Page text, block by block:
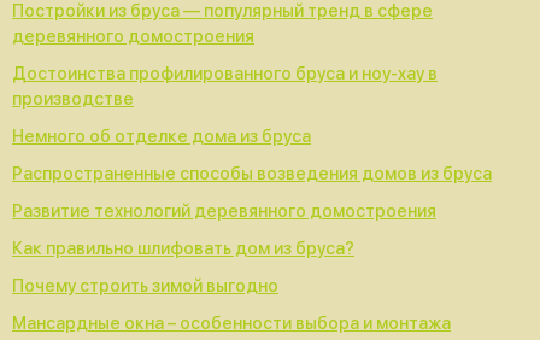
Постройки из бруса — популярный тренд в сфере
деревянного домостроения
Достоинства профилированного бруса и ноу-хау в
производстве
Немного об отделке дома из бруса
Распространенные способы возведения домов из бруса
Развитие технологий деревянного домостроения
Как правильно шлифовать дом из бруса?
Почему строить зимой выгодно
Мансардные окна – особенности выбора и монтажа